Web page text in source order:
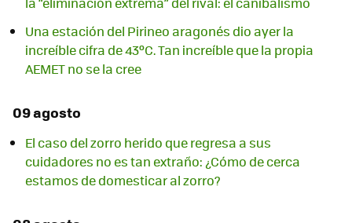
Una estación del Pirineo aragonés dio ayer la
increíble cifra de 43ºC. Tan increíble que la propia
AEMET no se la cree
09 agosto
El caso del zorro herido que regresa a sus
cuidadores no es tan extraño: ¿Cómo de cerca
estamos de domesticar al zorro?